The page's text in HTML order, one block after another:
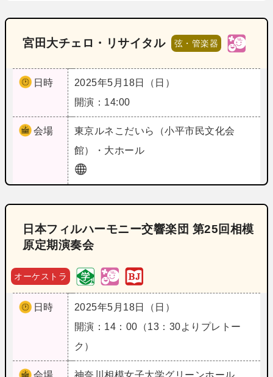
宮田大チェロ・リサイタル 弦・管楽器
日時
2025年5月18日（日）
開演：14:00
会場 東京ルネこだいら（小平市民文化会
館）・大ホール
日本フィルハーモニー交響楽団 第25回相模
原定期演奏会
オーケストラ
日時
2025年5月18日（日）
開演：14：00（13：30よりプレトー
ク）
会場 神奈川相模女子大学グリーンホール